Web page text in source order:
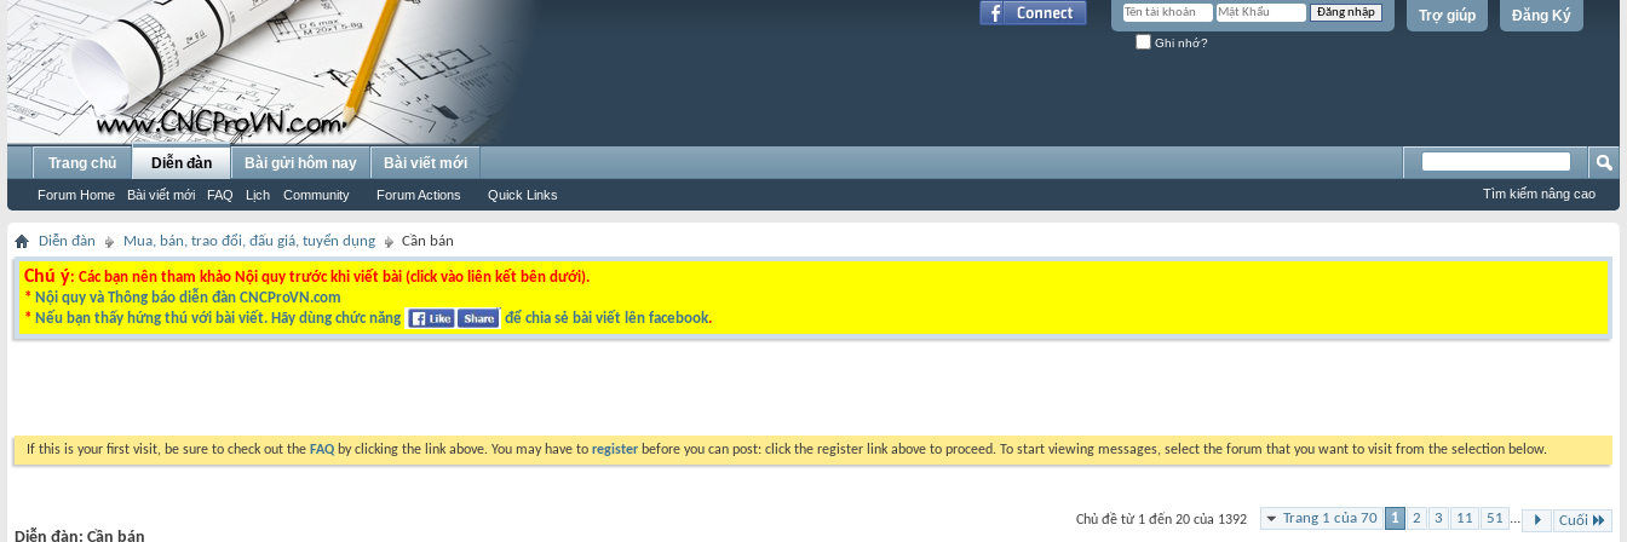
Đăng Ký
Trợ giúp
Ghi nhớ?
Trang chủ Diễn đàn
Forum Home Bài viết mới FAQ Lịch Community Forum Actions Quick Links
Bài gửi hôm nay Bài viết mới
Tìm kiếm nâng cao
Diễn đàn Mua, bán, trao đổi, đấu giá, tuyển dụng Cần bán
Chú ý: Các bạn nên tham khảo Nội quy trước khi viết bài (click vào liên kết bên dưới).
* Nội quy và Thông báo diễn đàn CNCProVN.com
* Nếu bạn thấy hứng thú với bài viết. Hãy dùng chức năng để chia sẻ bài viết lên facebook.
If this is your first visit, be sure to check out the FAQ by clicking the link above. You may have to register before you can post: click the register link above to proceed. To start viewing messages, select the forum that you want to visit from the selection below.
Trang 1 của 70 1 2 3 11 51 ... Cuối
Chủ đề từ 1 đến 20 của 1392
Diễn đàn: Cần bán